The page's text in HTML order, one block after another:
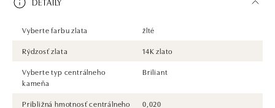
Vyberte farbu zlata
žlté
Rýdzosť zlata
14K zlato
Vyberte typ centrálneho
kameňa
Briliant
Približná hmotnosť centrálneho
0,020